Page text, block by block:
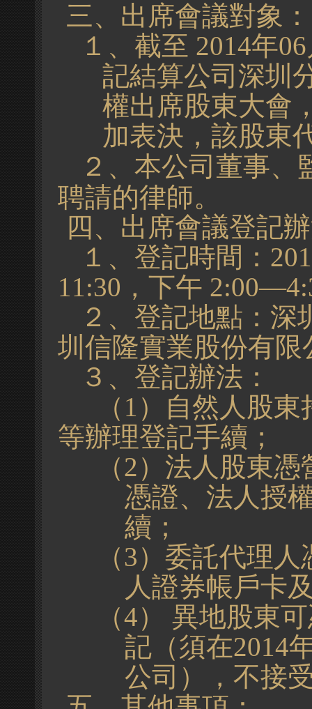
三、出席會議對象：
１、截至 2014年
記結算公司深圳
權出席股東大會
加表決，該股東
２、本公司董事、
聘請的律師。
四、出席會議登記
１、登記時間：
11:30 ，下午 2:00—4
２、登記地點：深
圳信隆實業股份有
３、登記辦法：
（ 1 ）自然人股
等辦理登記手續；
（2）法人股東
憑證、法人授
續；
（3）委託代理
人證券帳戶卡
（4） 異地股東
記（須在2014
公司），不接